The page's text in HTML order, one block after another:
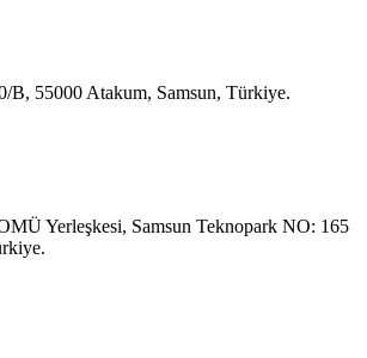
B, 55000 Atakum, Samsun, Türkiye.
Yerleşkesi, Samsun Teknopark NO: 165